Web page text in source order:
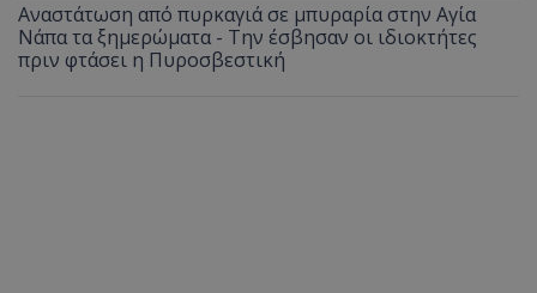
Αναστάτωση από πυρκαγιά σε μπυραρία στην Αγία
Νάπα τα ξημερώματα - Την έσβησαν οι ιδιοκτήτες
πριν φτάσει η Πυροσβεστική